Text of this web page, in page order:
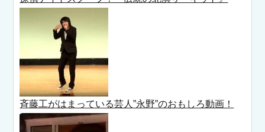
斉藤工がはまっている芸人”永野”のおもしろ動画！